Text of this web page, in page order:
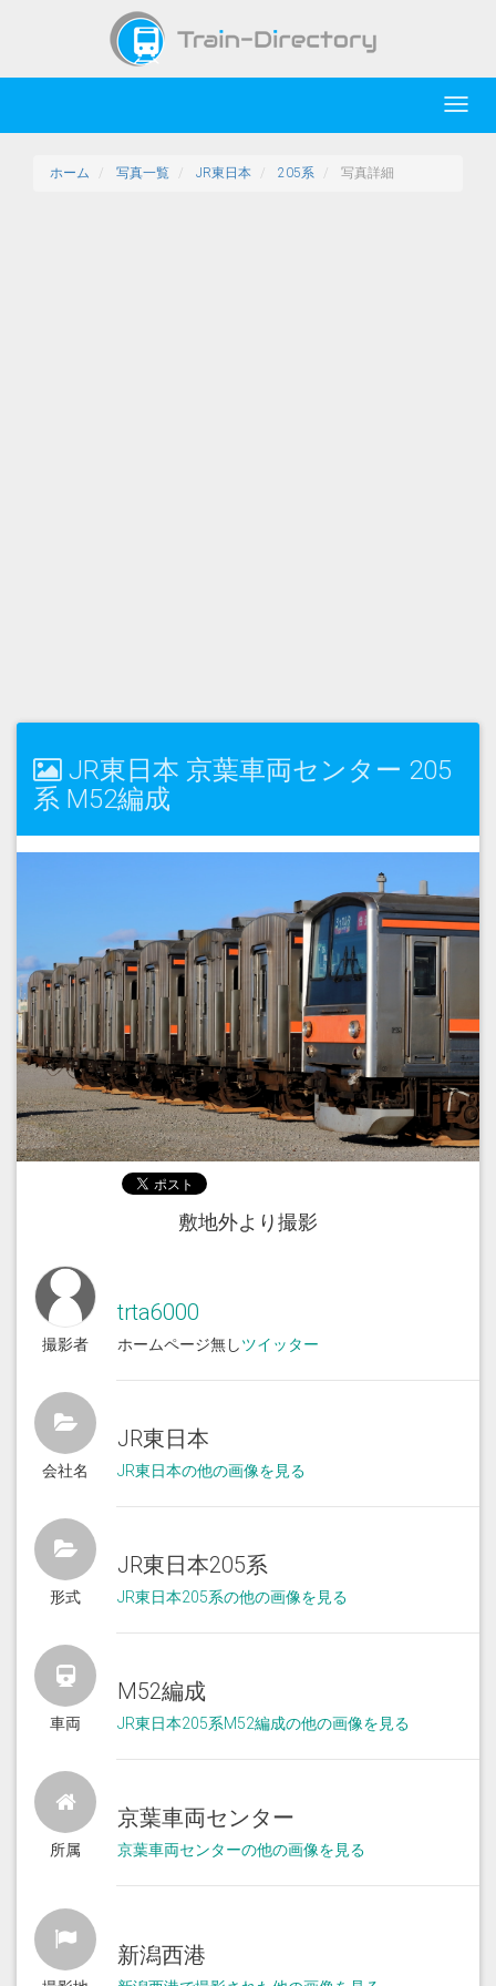
ホーム 写真一覧 JR東日本 205系 写真詳細
JR東日本 京葉車両センター 205
系 M52編成
敷地外より撮影
撮影者
trta6000
ホームページ無しツイッター
会社名
JR東日本
JR東日本の他の画像を見る
形式
JR東日本205系
JR東日本205系の他の画像を見る
車両
M52編成
JR東日本205系M52編成の他の画像を見る
所属
京葉車両センター
京葉車両センターの他の画像を見る
新潟西港